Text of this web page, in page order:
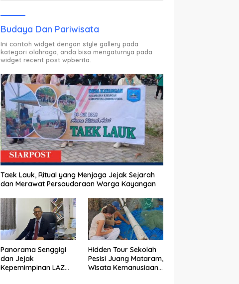
Budaya Dan Pariwisata
Ini contoh widget dengan style gallery pada
kategori olahraga, anda bisa mengaturnya pada
widget recent post wpberita.
Taek Lauk, Ritual yang Menjaga Jejak Sejarah
dan Merawat Persaudaraan Warga Kayangan
Panorama Senggigi
dan Jejak
Kepemimpinan LAZ
Hidden Tour Sekolah
Pesisi Juang Mataram,
Wisata Kemanusiaan